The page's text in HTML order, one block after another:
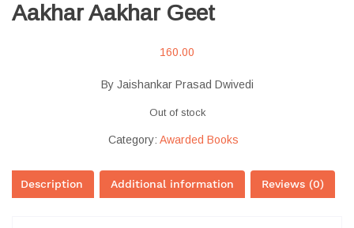
Aakhar Aakhar Geet
160.00
By Jaishankar Prasad Dwivedi
Out of stock
Category: Awarded Books
Description Additional information Reviews (0)